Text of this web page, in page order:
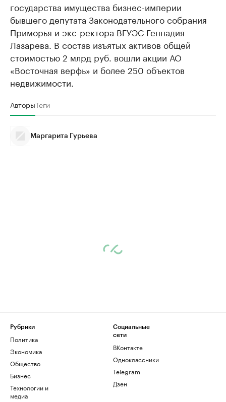
государства имущества бизнес-империи
бывшего депутата Законодательного собрания
Приморья и экс-ректора ВГУЭС Геннадия
Лазарева. В состав изъятых активов общей
стоимостью 2 млрд руб. вошли акции АО
«Восточная верфь» и более 250 объектов
недвижимости.
АвторыТеги
Маргарита Гурьева
Рубрики
Политика
Экономика
Общество
Бизнес
Технологии и
медиа
Социальные
сети
ВКонтакте
Одноклассники
Telegram
Дзен